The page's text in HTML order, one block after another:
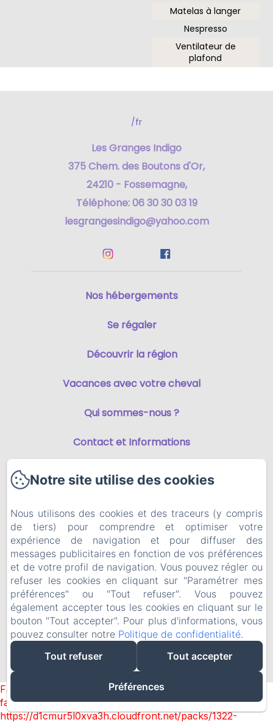
Matelas à langer
Nespresso
Ventilateur de
plafond
/fr
Les Granges Indigo
375 Chem. des Boutons d'Or,
24210 - Fossemagne,
Téléphone: 06 30 30 03 19
lesgrangesindigo@yahoo.com
Nos hébergements
Se régaler
Découvrir la région
Vacances avec votre cheval
Qui sommes-nous ?
Contact et Informations
Bon cadeau
Informations légales
Informations sur les cookies
EN FR
Créé par Amenitiz
Conditions Générales de Vente
Failed to load BookingEngine/index: Loading chunk 1322
failed. (missing:
https://d1cmur5l0xva3h.cloudfront.net/packs/1322-
Notre site utilise des cookies
Nous utilisons des cookies et des traceurs (y compris
de tiers) pour comprendre et optimiser votre
expérience de navigation et pour diffuser des
messages publicitaires en fonction de vos préférences
et de votre profil de navigation. Vous pouvez régler ou
refuser les cookies en cliquant sur "Paramétrer mes
préférences" ou "Tout refuser". Vous pouvez
également accepter tous les cookies en cliquant sur le
bouton "Tout accepter". Pour plus d'informations, vous
pouvez consulter notre Politique de confidentialité.
Tout refuser
Tout accepter
Préférences